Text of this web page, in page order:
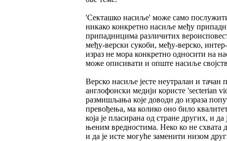
'Секташко насиље' може само
никако конкретно насиље међу
припадницима различитих
међу-верски сукоби, међу-верско,
израз не мора конкретно односити на
може описивати и опште насиље
Верско насиље јесте неутралан и тачан
англофонски медији користе 'secterian
размишљања које доводи до израза
превођења, ма колико оно било
која је пласирана од стране других, и
њеним вредностима. Неко ко не схвата
и да је исте могуће заменити низом